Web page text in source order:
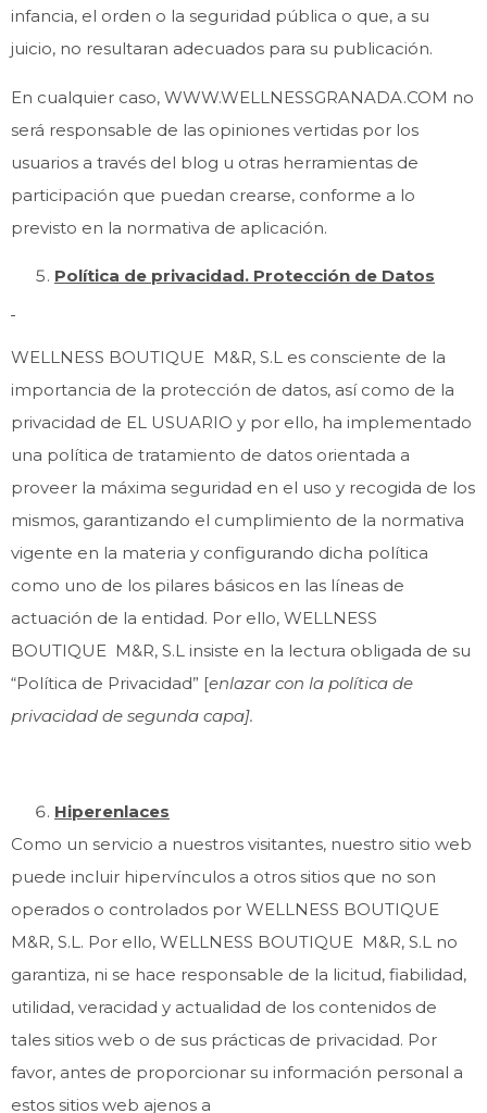
infancia, el orden o la seguridad pública o que, a su
juicio, no resultaran adecuados para su publicación.
En cualquier caso, WWW.WELLNESSGRANADA.COM no
será responsable de las opiniones vertidas por los
usuarios a través del blog u otras herramientas de
participación que puedan crearse, conforme a lo
previsto en la normativa de aplicación.
Política de privacidad. Protección de Datos
WELLNESS BOUTIQUE M&R, S.L es consciente de la
importancia de la protección de datos, así como de la
privacidad de EL USUARIO y por ello, ha implementado
una política de tratamiento de datos orientada a
proveer la máxima seguridad en el uso y recogida de los
mismos, garantizando el cumplimiento de la normativa
vigente en la materia y configurando dicha política
como uno de los pilares básicos en las líneas de
actuación de la entidad. Por ello, WELLNESS
BOUTIQUE M&R, S.L insiste en la lectura obligada de su
“Política de Privacidad” [enlazar con la política de
privacidad de segunda capa].
Hiperenlaces
Como un servicio a nuestros visitantes, nuestro sitio web
puede incluir hipervínculos a otros sitios que no son
operados o controlados por WELLNESS BOUTIQUE
M&R, S.L. Por ello, WELLNESS BOUTIQUE M&R, S.L no
garantiza, ni se hace responsable de la licitud, fiabilidad,
utilidad, veracidad y actualidad de los contenidos de
tales sitios web o de sus prácticas de privacidad. Por
favor, antes de proporcionar su información personal a
estos sitios web ajenos a